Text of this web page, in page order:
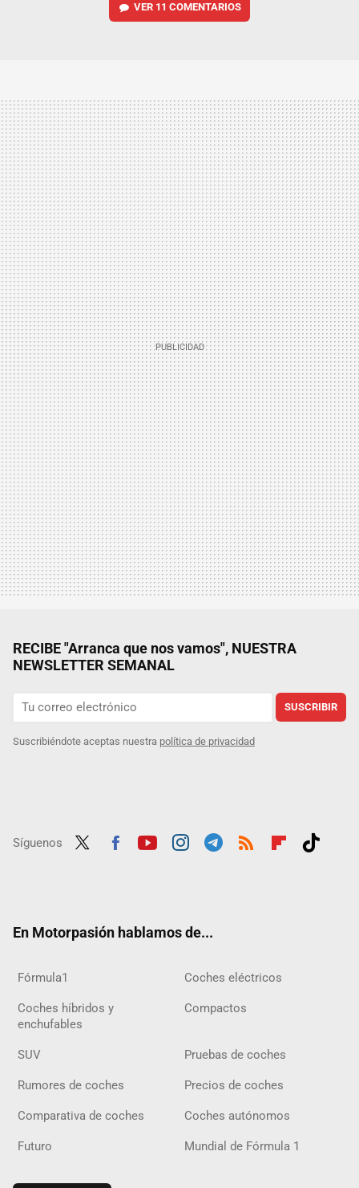
VER 11 COMENTARIOS
RECIBE "Arranca que nos vamos", NUESTRA
NEWSLETTER SEMANAL
SUSCRIBIR
Suscribiéndote aceptas nuestra política de privacidad
Síguenos
En Motorpasión hablamos de...
Fórmula1 Coches eléctricos
Coches híbridos y
enchufables
Compactos
SUV Pruebas de coches
Rumores de coches Precios de coches
Comparativa de coches Coches autónomos
Futuro Mundial de Fórmula 1